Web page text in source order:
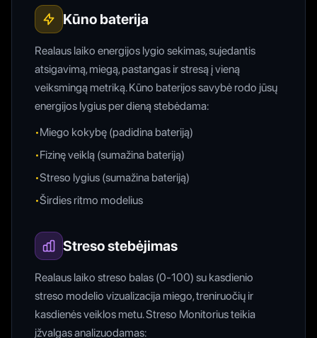
Kūno baterija
Realaus laiko energijos lygio sekimas, sujedantis
atsigavimą, miegą, pastangas ir stresą į vieną
veiksmingą metriką. Kūno baterijos savybė rodo jūsų
energijos lygius per dieną stebėdama:
•Miego kokybę (padidina bateriją)
•Fizinę veiklą (sumažina bateriją)
•Streso lygius (sumažina bateriją)
•Širdies ritmo modelius
Streso stebėjimas
Realaus laiko streso balas (0-100) su kasdienio
streso modelio vizualizacija miego, treniruočių ir
kasdienės veiklos metu. Streso Monitorius teikia
įžvalgas analizuodamas: